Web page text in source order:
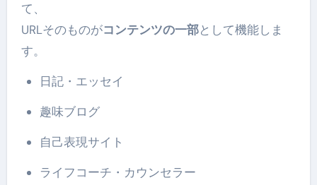
て、
URLそのものがコンテンツの一部として機能しま
す。
日記・エッセイ
趣味ブログ
自己表現サイト
ライフコーチ・カウンセラー